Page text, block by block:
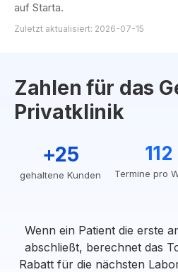
auf Starta.
Zuletzt aktualisiert: 2026-07-15
Zahlen für das
Privatklinik
+25
gehaltene Kunden
112
Termine pro
Wenn ein Patient die erste
abschließt, berechnet das
Rabatt für die nächsten